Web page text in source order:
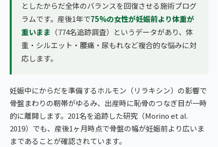
としたからだ全体のバランスを回復させる施術プログ
ラムです。産後1年で75%の女性が妊娠前より体重が
重いまま （774名追跡調査）というデータがあり、体
重・シルエット・腰痛・尿もれなど複合的な悩みに対
応します。
妊娠中にからだを準備するホルモン（リラキシン）の影響で
骨盤まわりの靭帯がゆるみ、出産時に恥骨のつなぎ目が一時
的に離開します。201名を追跡した研究（Morino et al.
2019）でも、産後1ヶ月時点で骨盤の幅が妊娠前より広いま
まであることが確認されています。